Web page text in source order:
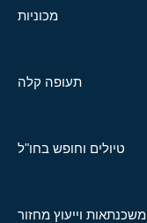
מכוניות
תעופה קלה
טיולים וחופש בחו"ל
משכנתאות וייעוץ מחזור